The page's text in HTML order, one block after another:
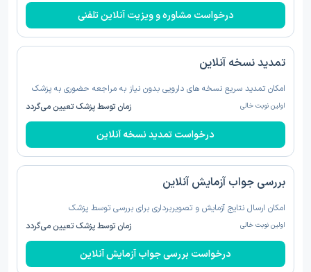
درخواست مشاوره و ویزیت آنلاین تلفنی
تمدید نسخه‌ آنلاین
امکان تمدید سریع نسخه های دارویی بدون نیاز به مراجعه حضوری به پزشک
اولین نوبت خالی زمان توسط پزشک تعیین می‌گردد
درخواست تمدید نسخه‌ آنلاین
بررسی جواب آزمایش آنلاین
امکان ارسال نتایج آزمایش و تصویربرداری برای بررسی توسط پزشک
اولین نوبت خالی زمان توسط پزشک تعیین می‌گردد
درخواست بررسی جواب آزمایش آنلاین